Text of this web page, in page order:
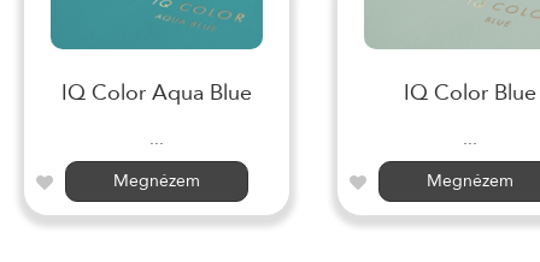
IQ Color Aqua Blue
...
Megnézem
IQ Color Blue
...
Megnézem